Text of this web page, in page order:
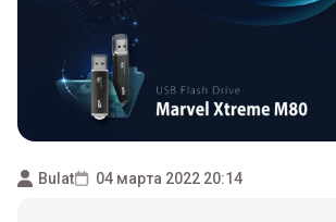
Bulat 04 марта 2022 20:14